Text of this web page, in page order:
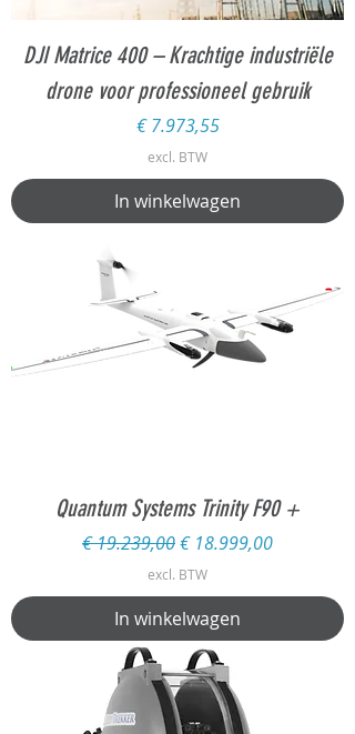
DJI Matrice 400 – Krachtige industriële
drone voor professioneel gebruik
Prijs
€ 7.973,55
excl. BTW
In winkelwagen
Quantum Systems Trinity F90 +
Normale prijs
€ 19.239,00Verkoopprijs
€ 18.999,00
excl. BTW
In winkelwagen